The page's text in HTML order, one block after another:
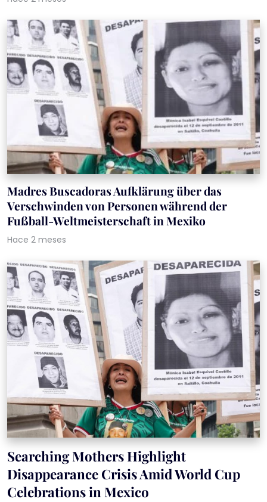
Madres Buscadoras Aufklärung über das
Verschwinden von Personen während der
Fußball-Weltmeisterschaft in Mexiko
Hace 2 meses
Searching Mothers Highlight
Disappearance Crisis Amid World Cup
Celebrations in Mexico